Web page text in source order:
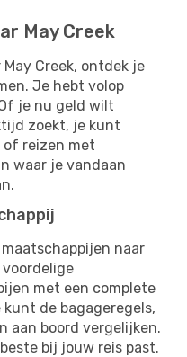
May Creek
Creek, ontdek je
Je hebt volop
je nu geld wilt
zoekt, je kunt
reizen met
waar je vandaan
naar
met een complete
de bagageregels,
aan boord vergelijken.
bij jouw reis past.